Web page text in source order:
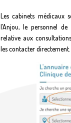
Les cabinets médicaux
l’Anjou, le personnel
relative aux
les contacter directement.